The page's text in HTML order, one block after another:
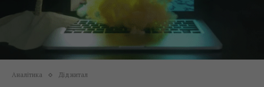
Аналітика Діджитал